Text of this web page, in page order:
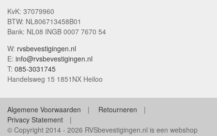
KvK: 37079960
BTW: NL806713458B01
Bank: NL08 INGB 0007 7670 54
W: rvsbevestigingen.nl
E: info@rvsbevestigingen.nl
T: 085-3031745
Handelsweg 15 1851NX Heiloo
Algemene Voorwaarden
Retourneren
Privacy Statement
© Copyright 2014 - 2026 RVSbevestigingen.nl is een webshop